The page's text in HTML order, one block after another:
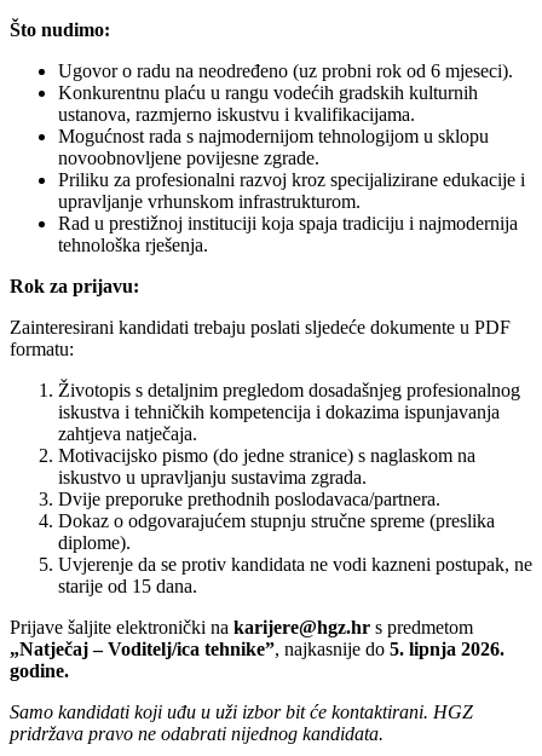
Što nudimo:
Ugovor o radu na neodređeno (uz probni rok od 6 mjeseci).
Konkurentnu plaću u rangu vodećih gradskih kulturnih
ustanova, razmjerno iskustvu i kvalifikacijama.
Mogućnost rada s najmodernijom tehnologijom u sklopu
novoobnovljene povijesne zgrade.
Priliku za profesionalni razvoj kroz specijalizirane edukacije i
upravljanje vrhunskom infrastrukturom.
Rad u prestižnoj instituciji koja spaja tradiciju i najmodernija
tehnološka rješenja.
Rok za prijavu:
Zainteresirani kandidati trebaju poslati sljedeće dokumente u PDF
formatu:
Životopis s detaljnim pregledom dosadašnjeg profesionalnog
iskustva i tehničkih kompetencija i dokazima ispunjavanja
zahtjeva natječaja.
Motivacijsko pismo (do jedne stranice) s naglaskom na
iskustvo u upravljanju sustavima zgrada.
Dvije preporuke prethodnih poslodavaca/partnera.
Dokaz o odgovarajućem stupnju stručne spreme (preslika
diplome).
Uvjerenje da se protiv kandidata ne vodi kazneni postupak, ne
starije od 15 dana.
Prijave šaljite elektronički na karijere@hgz.hr s predmetom
„Natječaj – Voditelj/ica tehnike”, najkasnije do 5. lipnja 2026.
godine.
Samo kandidati koji uđu u uži izbor bit će kontaktirani. HGZ
pridržava pravo ne odabrati nijednog kandidata.